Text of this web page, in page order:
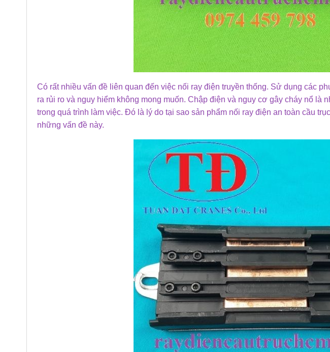
Có rất nhiều vấn đề liên quan đến việc nối ray điện truyền thống. Sử dụng các
ra rủi ro và nguy hiểm không mong muốn. Chập điện và nguy cơ gây cháy nổ là
trong quá trình làm việc. Đó là lý do tại sao sản phẩm nối ray điện an toàn cầu
những vấn đề này.